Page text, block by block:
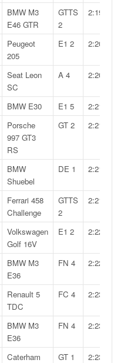
BMW M3
E46 GTR
GTTS
2
2:19,689
Peugeot
205
E1 2 2:20,163
Seat Leon
SC
A 4 2:20,744
BMW E30 E1 5
2:21,065
Porsche
997 GT3
RS
GT 2 2:21,075
BMW
Shuebel
DE 1 2:21,798
Ferrari 458
Challenge
GTTS
2
2:21,883
Volkswagen
Golf 16V
E1 2 2:22,227
BMW M3
E36
FN 4 2:22,596
Renault 5
TDC
FC 4 2:23,489
BMW M3
E36
FN 4 2:23,545
Caterham
GT 1 2:23,600